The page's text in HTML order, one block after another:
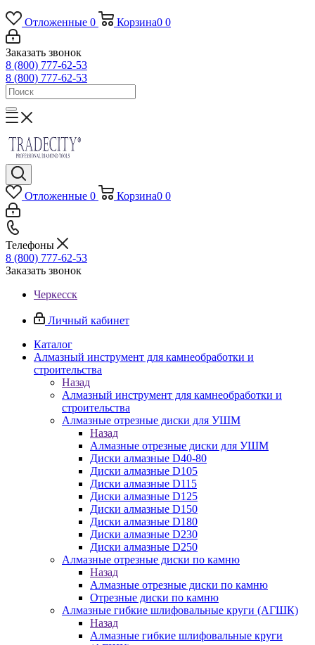
Отложенные 0 Корзина0 0
Заказать звонок
8 (800) 777-62-53
8 (800) 777-62-53
Отложенные 0 Корзина0 0
Телефоны
8 (800) 777-62-53
Заказать звонок
Черкесск
Личный кабинет
Каталог
Алмазный инструмент для камнеобработки и
строительства
Назад
Алмазный инструмент для камнеобработки и
строительства
Алмазные отрезные диски для УШМ
Назад
Алмазные отрезные диски для УШМ
Диски алмазные D40-80
Диски алмазные D105
Диски алмазные D115
Диски алмазные D125
Диски алмазные D150
Диски алмазные D180
Диски алмазные D230
Диски алмазные D250
Алмазные отрезные диски по камню
Назад
Алмазные отрезные диски по камню
Отрезные диски по камню
Алмазные гибкие шлифовальные круги (АГШК)
Назад
Алмазные гибкие шлифовальные круги